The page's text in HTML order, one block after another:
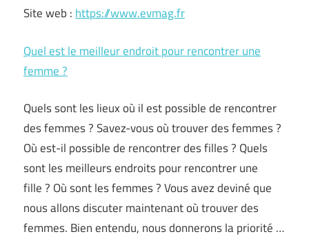
Site web : https://www.evmag.fr
Quel est le meilleur endroit pour rencontrer une
femme ?
Quels sont les lieux où il est possible de rencontrer
des femmes ? Savez-vous où trouver des femmes ?
Où est-il possible de rencontrer des filles ? Quels
sont les meilleurs endroits pour rencontrer une
fille ? Où sont les femmes ? Vous avez deviné que
nous allons discuter maintenant où trouver des
femmes. Bien entendu, nous donnerons la priorité …